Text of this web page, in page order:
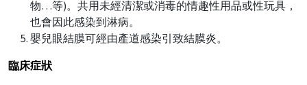
物…等)。共用未經清潔或消毒的情趣性用品或性玩具，
也會因此感染到淋病。
嬰兒眼結膜可經由產道感染引致結膜炎。
臨床症狀